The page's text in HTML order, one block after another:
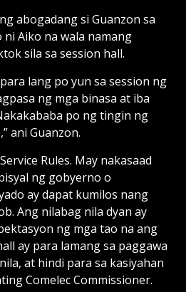
abogadang si Guanzon sa
Aiko na wala namang
sila sa session hall.
lang po yun sa session ng
ng mga binasa at iba
po ng tingin ng
ani Guanzon.
Rules. May nakasaad
ng gobyerno o
ay dapat kumilos nang
Ang nilabag nila dyan ay
ng mga tao na ang
ay para lamang sa paggawa
at hindi para sa kasiyahan
Comelec Commissioner.